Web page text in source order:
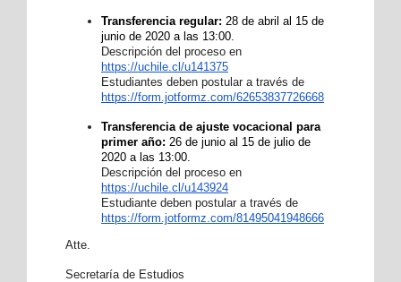
Transferencia regular: 28 de abril al 15 de
junio de 2020 a las 13:00.
Descripción del proceso en
https://uchile.cl/u141375
Estudiantes deben postular a través de
https://form.jotformz.com/62653837726668
Transferencia de ajuste vocacional para
primer año: 26 de junio al 15 de julio de
2020 a las 13:00.
Descripción del proceso en
https://uchile.cl/u143924
Estudiante deben postular a través de
https://form.jotformz.com/81495041948666
Atte.
Secretaría de Estudios